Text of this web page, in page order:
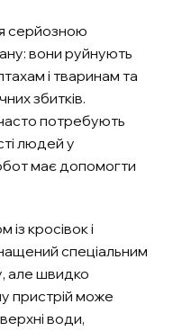
серйозною
вони руйнують
і тваринам та
збитків.
потребують
людей у
має допомогти
кросівок і
спеціальним
але швидко
пристрій може
води,